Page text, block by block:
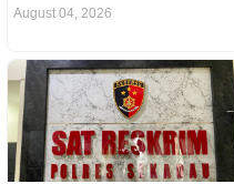
August 04, 2026